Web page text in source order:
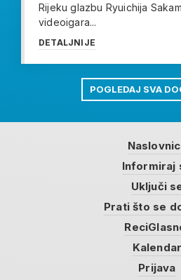
Rijeku glazbu Ryuichija
videoigara...
DETALJNIJE
POGLEDAJ SVA
Informiraj
Uključi
Prati što se
Kalendar
Prijava